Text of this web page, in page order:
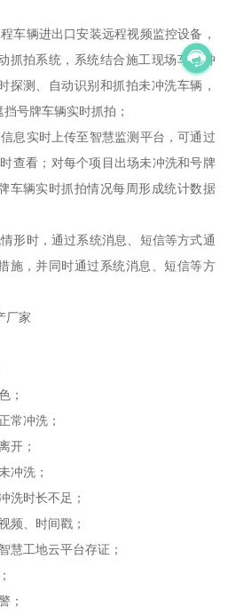
车辆进出口安装远程视频监控设备，
抓拍系统，系统结合施工现场车辆冲
探测、自动识别和抓拍未冲洗车辆，
号牌车辆实时抓拍；
息实时上传至智慧监测平台，可通过
查看；对每个项目出场未冲洗和号牌
车辆实时抓拍情况每周形成统计数据
形时，通过系统消息、短信等方式通
施，并同时通过系统消息、短信等方
；
常冲洗；
开；
冲洗；
洗时长不足；
频、时间戳；
慧工地云平台存证；
；